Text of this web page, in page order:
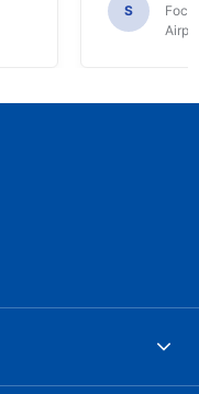
S
Foco